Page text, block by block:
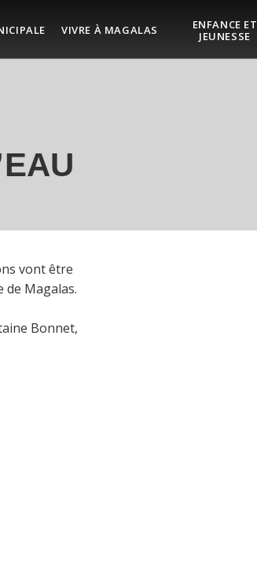
VIVRE À MAGALAS
ENFANCE ET
JEUNESSE
vont être
de Magalas.
Bonnet,